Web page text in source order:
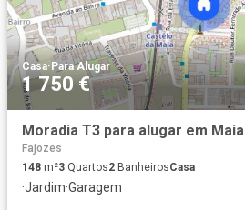
Casa· Para Alugar
1 750 €
Moradia T3 para alugar em Maia
Fajozes
148 m²3 Quartos2 BanheirosCasa
·Jardim·Garagem